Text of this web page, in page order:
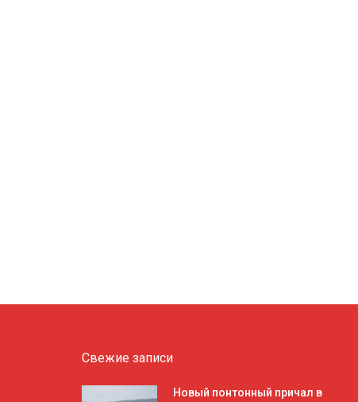
Свежие записи
Новый понтонный причал в